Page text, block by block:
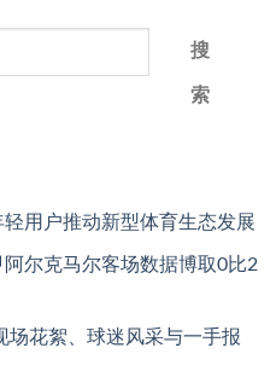
搜
索
用户推动新型体育生态发展
尔克马尔客场数据博取0比2
场花絮、球迷风采与一手报